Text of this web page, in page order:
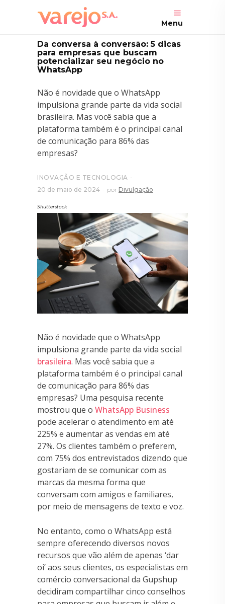
Menu
Da conversa à conversão: 5 dicas
para empresas que buscam
potencializar seu negócio no
WhatsApp
Não é novidade que o WhatsApp
impulsiona grande parte da vida social
brasileira. Mas você sabia que a
plataforma também é o principal canal
de comunicação para 86% das
empresas?
INOVAÇÃO E TECNOLOGIA
20 de maio de 2024
por Divulgação
Shutterstock
Não é novidade que o WhatsApp
impulsiona grande parte da vida social
brasileira. Mas você sabia que a
plataforma também é o principal canal
de comunicação para 86% das
empresas? Uma pesquisa recente
mostrou que o WhatsApp Business
pode acelerar o atendimento em até
225% e aumentar as vendas em até
27%. Os clientes também o preferem,
com 75% dos entrevistados dizendo que
gostariam de se comunicar com as
marcas da mesma forma que
conversam com amigos e familiares,
por meio de mensagens de texto e voz.
No entanto, como o WhatsApp está
sempre oferecendo diversos novos
recursos que vão além de apenas ‘dar
oi’ aos seus clientes, os especialistas em
comércio conversacional da Gupshup
decidiram compartilhar cinco conselhos